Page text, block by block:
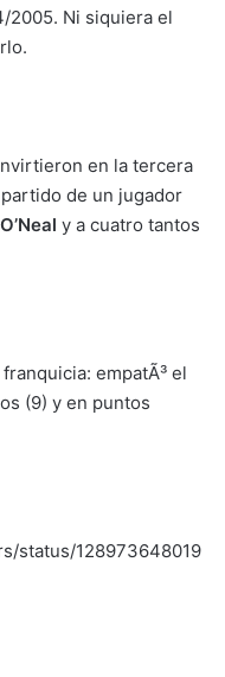
2005. Ni siquiera el
en la tercera
partido de un jugador
O’Neal y a cuatro tantos
empatÃ³ el
(9) y en puntos
status/128973648019